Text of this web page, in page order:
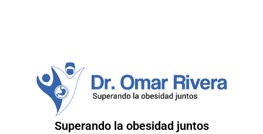
Superando la obesidad juntos